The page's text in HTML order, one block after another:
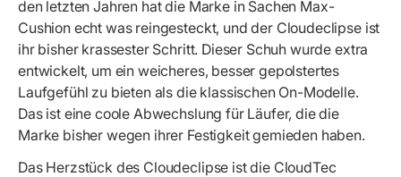
den letzten Jahren hat die Marke in Sachen Max-
Cushion echt was reingesteckt, und der Cloudeclipse ist
ihr bisher krassester Schritt. Dieser Schuh wurde extra
entwickelt, um ein weicheres, besser gepolstertes
Laufgefühl zu bieten als die klassischen On-Modelle.
Das ist eine coole Abwechslung für Läufer, die die
Marke bisher wegen ihrer Festigkeit gemieden haben.
Das Herzstück des Cloudeclipse ist die CloudTec